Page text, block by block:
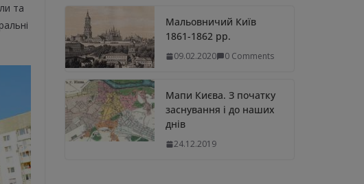
та
Мальовничий Київ
1861-1862 рр.
09.02.2020 0 Comments
Мапи Києва. З початку
заснування і до наших
днів
24.12.2019